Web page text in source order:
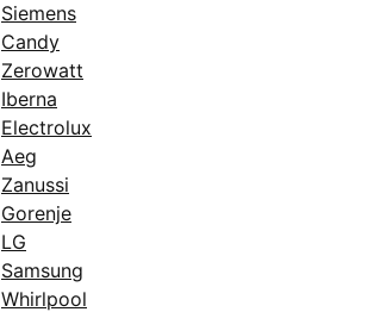
Siemens
Candy
Zerowatt
Iberna
Electrolux
Aeg
Zanussi
Gorenje
LG
Samsung
Whirlpool